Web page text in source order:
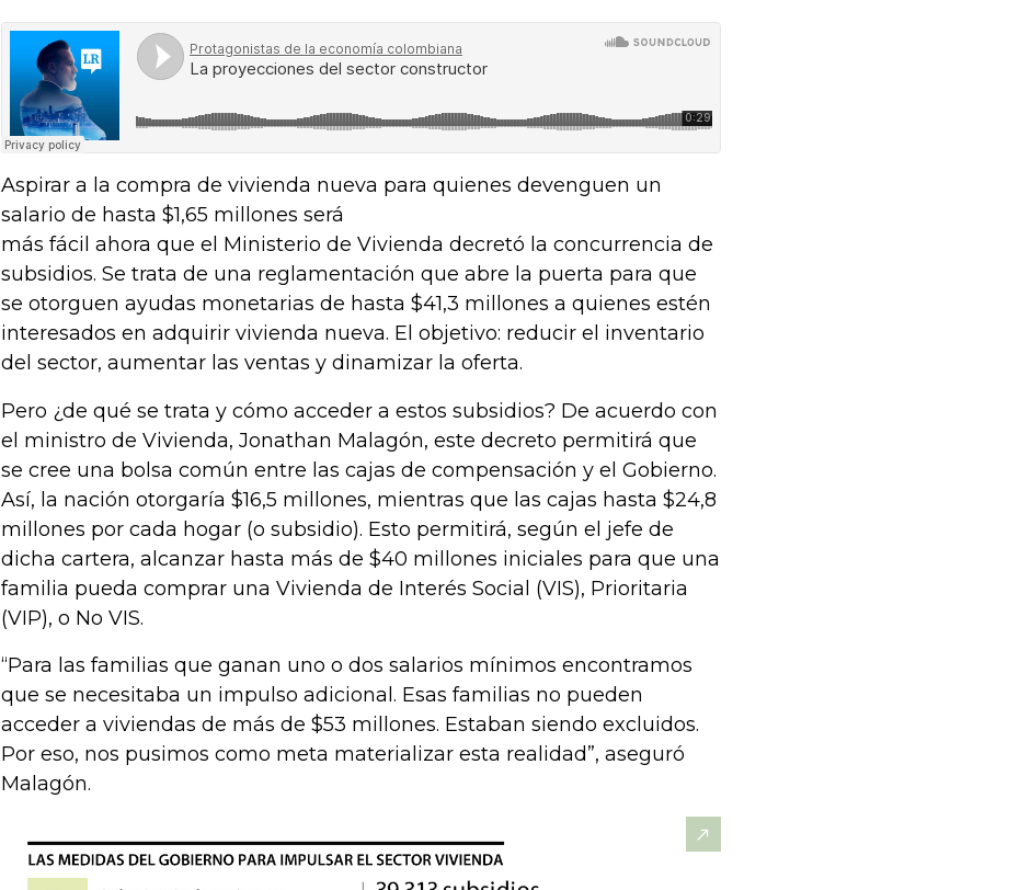
Aspirar a la compra de vivienda nueva para quienes devenguen un
salario de hasta $1,65 millones será
más fácil ahora que el Ministerio de Vivienda decretó la concurrencia de
subsidios. Se trata de una reglamentación que abre la puerta para que
se otorguen ayudas monetarias de hasta $41,3 millones a quienes estén
interesados en adquirir vivienda nueva. El objetivo: reducir el inventario
del sector, aumentar las ventas y dinamizar la oferta.
Pero ¿de qué se trata y cómo acceder a estos subsidios? De acuerdo con
el ministro de Vivienda, Jonathan Malagón, este decreto permitirá que
se cree una bolsa común entre las cajas de compensación y el Gobierno.
Así, la nación otorgaría $16,5 millones, mientras que las cajas hasta $24,8
millones por cada hogar (o subsidio). Esto permitirá, según el jefe de
dicha cartera, alcanzar hasta más de $40 millones iniciales para que una
familia pueda comprar una Vivienda de Interés Social (VIS), Prioritaria
(VIP), o No VIS.
“Para las familias que ganan uno o dos salarios mínimos encontramos
que se necesitaba un impulso adicional. Esas familias no pueden
acceder a viviendas de más de $53 millones. Estaban siendo excluidos.
Por eso, nos pusimos como meta materializar esta realidad”, aseguró
Malagón.